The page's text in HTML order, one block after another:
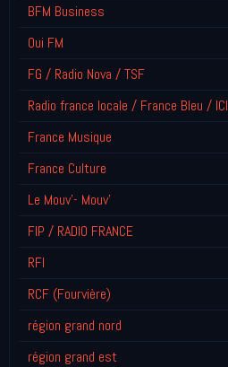
BFM Business
Oui FM
FG / Radio Nova / TSF
Radio france locale / France Bleu / ICI
France Musique
France Culture
Le Mouv'- Mouv'
FIP / RADIO FRANCE
RFI
RCF (Fourvière)
région grand nord
région grand est